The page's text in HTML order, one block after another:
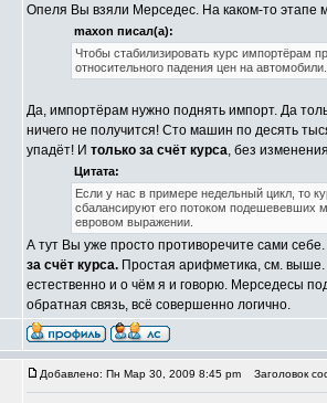
Опеля Вы взяли Мерседес. На каком-то этапе
maxon писал(а):
Чтобы стабилизировать курс импортёрам
относительного падения цен на автомобили.
Да, импортёрам нужно поднять импорт. Да
ничего не получится! Сто машин по десять
упадёт! И только за счёт курса, без
Цитата:
Если у нас в примере недельный цикл, то
сбалансируют его потоком подешевевших
евровом выражении.
А тут Вы уже просто противоречите сами
за счёт курса. Простая арифметика, см.
естественно и о чём я и говорю. Мерседесы
обратная связь, всё совершенно логично.
Добавлено: Пн Мар 30, 2009 8:45 pm Заголовок